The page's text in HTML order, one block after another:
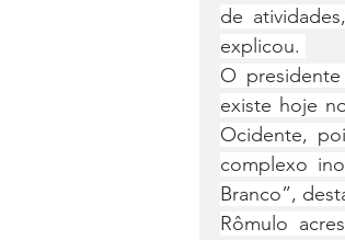
de
explicou.
O
existe hoje
Ocidente,
complexo
Branco”,
Rômulo